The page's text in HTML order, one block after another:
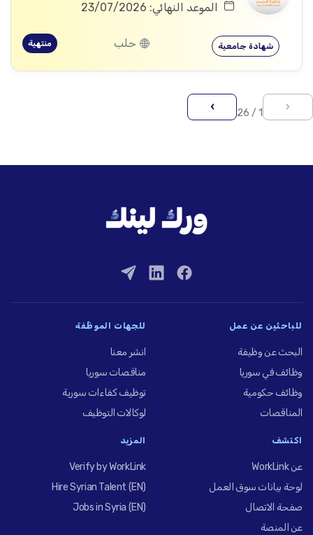
الموعد النهائي: 23/07/2026
شهادة جامعية حلب منتهية
‹
1 / 26
›
للباحثين عن عمل
البحث عن وظيفة
وظائف في سوريا
وظائف حكومية
المناقصات
للجهات الموظِّفة
انشر معنا
مناقصات سوريا
توظيف كفاءات سورية
لوكالات التوظيف
اكتشف
عن WorkLink
لوحة بيانات سوق العمل
صفحة الاتصال
عن المنصة
المزيد
Verify by WorkLink
Hire Syrian Talent (EN)
Jobs in Syria (EN)